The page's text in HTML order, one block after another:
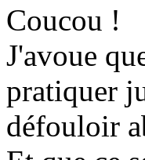
Coucou !
J'avoue
pratiquer
défouloir